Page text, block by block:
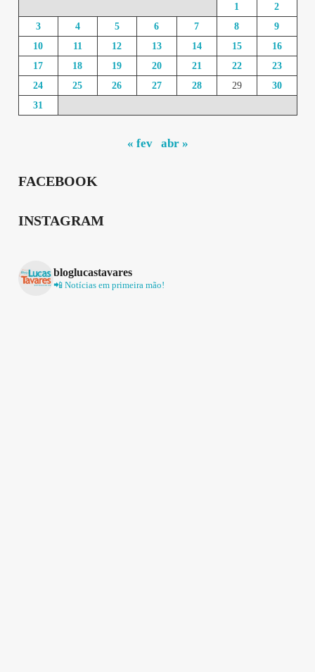
1
2
3
4 5 6 7 8
9
10
11 12 13 14 15
16
17
18 19 20 21 22
23
24
25 26 27 28 29
30
31
« fev abr »
FACEBOOK
INSTAGRAM
bloglucastavares
📲 Notícias em primeira mão!